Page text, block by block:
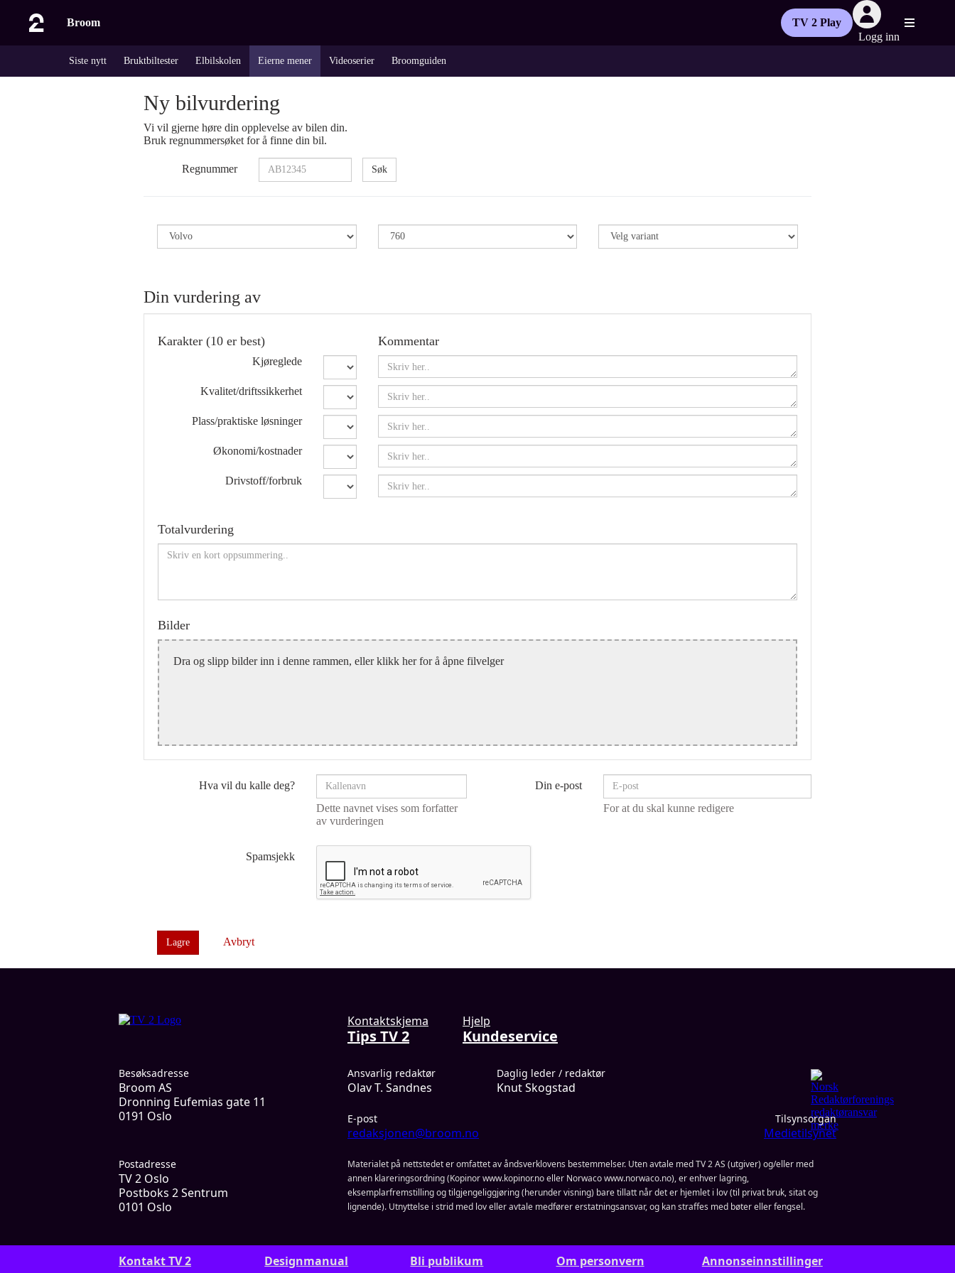
Broom
TV 2 Play
Logg inn
Siste nytt Bruktbiltester Elbilskolen Eierne mener Videoserier Broomguiden
Ny bilvurdering
Vi vil gjerne høre din opplevelse av bilen din.
Bruk regnummersøket for å finne din bil.
Regnummer Søk
Din vurdering av
Karakter (10 er best) Kommentar
Kjøreglede
Kvalitet/driftssikkerhet
Plass/praktiske løsninger
Økonomi/kostnader
Drivstoff/forbruk
Totalvurdering
Bilder
Dra og slipp bilder inn i denne rammen, eller klikk her for å åpne filvelger
Hva vil du kalle deg?
Dette navnet vises som forfatter
av vurderingen
Din e-post
For at du skal kunne redigere
Spamsjekk
Lagre Avbryt
Kontaktskjema
Tips TV 2
Hjelp
Kundeservice
Ansvarlig redaktør
Olav T. Sandnes
Daglig leder / redaktør
Knut Skogstad
E-post
redaksjonen@broom.no
Besøksadresse
Broom AS
Dronning Eufemias gate 11
0191 Oslo
Tilsynsorgan
Medietilsynet
Postadresse
TV 2 Oslo
Postboks 2 Sentrum
0101 Oslo
Materialet på nettstedet er omfattet av åndsverklovens bestemmelser. Uten avtale med TV 2 AS (utgiver) og/eller med
annen klareringsordning (Kopinor www.kopinor.no eller Norwaco www.norwaco.no), er enhver lagring,
eksemplarfremstilling og tilgjengeliggjøring (herunder visning) bare tillatt når det er hjemlet i lov (til privat bruk, sitat og
lignende). Utnyttelse i strid med lov eller avtale medfører erstatningsansvar, og kan straffes med bøter eller fengsel.
Kontakt TV 2 Designmanual Bli publikum Om personvern Annonseinnstillinger